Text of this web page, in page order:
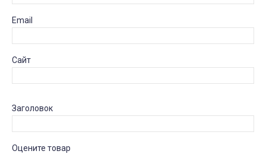
Email
Сайт
Заголовок
Оцените товар